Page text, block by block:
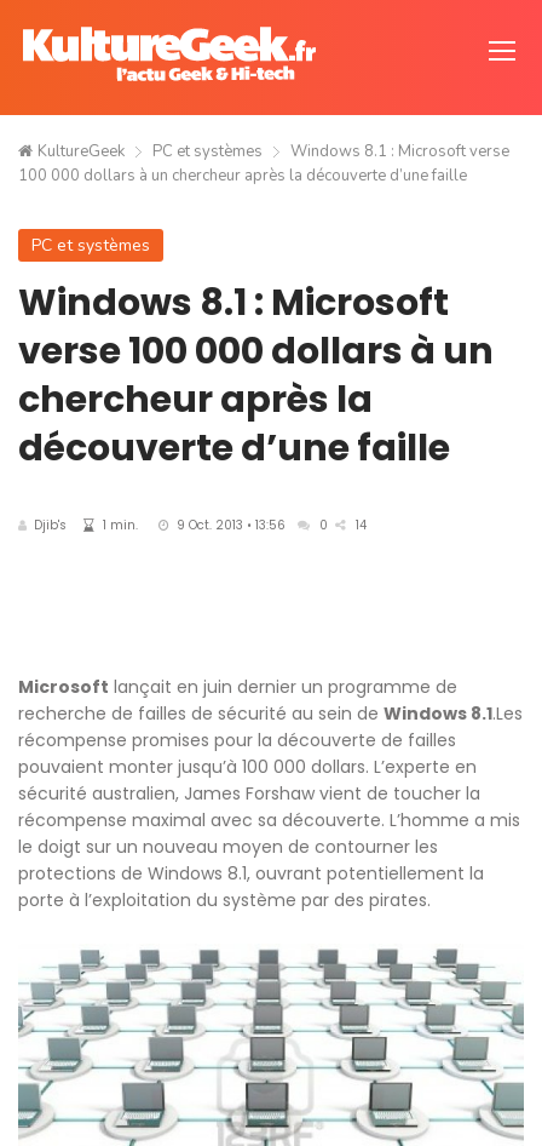
KultureGeek PC et systèmes
Windows 8.1 : Microsoft verse
100 000 dollars à un chercheur après la découverte d’une faille
PC et systèmes
Windows 8.1 : Microsoft
verse 100 000 dollars à un
chercheur après la
découverte d’une faille
Djib's 1 min. 9 Oct. 2013 • 13:56 0 14
Microsoft lançait en juin dernier un programme de
recherche de failles de sécurité au sein de Windows 8.1.Les
récompense promises pour la découverte de failles
pouvaient monter jusqu’à 100 000 dollars. L’experte en
sécurité australien, James Forshaw vient de toucher la
récompense maximal avec sa découverte. L’homme a mis
le doigt sur un nouveau moyen de contourner les
protections de Windows 8.1, ouvrant potentiellement la
porte à l’exploitation du système par des pirates.